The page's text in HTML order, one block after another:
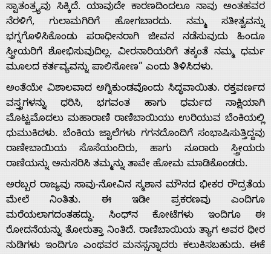
ಸ್ವಾತಂತ್ರ್ಯವು ಸಿಕ್ಕಿದೆ. ಯಾವುದೇ ಕಾರಣದಿಂದಲೂ ನಾವು ಅಂತಹವರ
ನೆರಳಿಗೆ, ಗುಲಾಮಗಿರಿಗೆ ಹೋಗಬಾರದು. ನಮ್ಮ ಸತೀತ್ವವನ್ನು
ಭಗ್ನಗೊಳಿಸಿಕೊಂಡು ಪರಾಧೀನರಾಗಿ ಜೀವನ ನಡೆಸುವುದು ಹಿಂದೂ
ಸ್ತ್ರೀಯರಿಗೆ ಶೋಭಿಸುವುದಿಲ್ಲ. ವೀರನಾರಿಯರಿಗೆ ತಕ್ಕಂತೆ ನಮ್ಮ‌ ಧರ್ಮ
ಮೂಲದ ಕರ್ತವ್ಯವನ್ನು ಪಾಲಿಸೋಣ” ಎಂದು ತಿಳಿಸಿದಳು.
ಅಂತೆಯೇ ವಿಶಾಲವಾದ ಅಗ್ನಿಕುಂಡವೊಂದು ಸಿದ್ಧವಾಯಿತು. ರಕ್ತವರ್ಣದ
ವಸ್ತ್ರಗಳನ್ನು‌ ಧರಿಸಿ, ಭಗವಂತ ಹಾಗು ಧರ್ಮದ ಸಾಕ್ಷಿಯಾಗಿ
ಮೊಟ್ಟಮೊದಲು ಮಹಾರಾಣಿ‌ ರಾಣಿಬಾಯಿಯು ಉರಿಯುವ ಬೆಂಕಿಯಲ್ಲಿ
ಧುಮುಕಿದಳು.‌ ಬೆಂಕಿಯ ಜ್ವಾಲೆಗಳು ಗಗನದೊಂದಿಗೆ ಸಂಭಾಷಿಸುತ್ತಿದ್ದವು
ರಾಣೀಬಾಯಿಯ‌ ಸೊಸೆಯಂದಿರು, ಹಾಗು ನೂರಾರು ಸ್ತ್ರೀಯರು
ರಾಣಿಯನ್ನು ಅನುಸರಿಸಿ ತಮ್ಮನ್ನು ತಾವೇ ಹೋಮ ಮಾಡಿಕೊಂಡರು.
ಅರಬ್ಬರ ರಾಜ್ಯವು ಸಾವು-ನೋವಿನ ಸ್ಮಶಾನ ಮೌನದ ಭೀಕರ ರೌದ್ರತೆಯ
ಮೇಲೆ ನಿಂತಿತು. ಈ ಇಡೀ ಪ್ರಕರಣವು ಎಂದಿಗೂ
ಮರೆಯಲಾಗದಂತಹದ್ದು. ಸಿಂಧ್­ನ ಕೋಟೆಗಳು ಇಂದಿಗೂ ಈ
ರೋದನೆಯನ್ನು ತೋರುತ್ತಾ ನಿಂತಿದೆ. ರಾಣಿಬಾಯಿಯ ತ್ಯಾಗ ಅವರ ಧೀರ
ನುಡಿಗಳು ಇಂದಿಗೂ ಎಂಥವರ ಮನಸ್ಸನ್ನಾದರು ಕಲುಕಿಸಬಹುದು.‌ ಈಕೆ